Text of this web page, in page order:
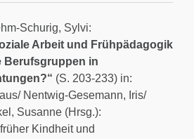
Schurig, Sylvi:
Arbeit und Frühpädagogik
Berufsgruppen in
(S. 203-233) in:
Nentwig-Gesemann, Iris/
Susanne (Hrsg.):
Kindheit und